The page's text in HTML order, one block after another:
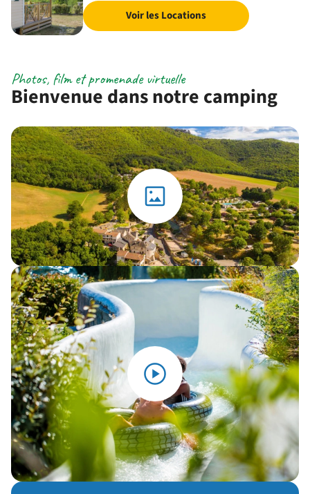
Voir les Locations
Bienvenue dans notre camping
Photos, film et promenade virtuelle